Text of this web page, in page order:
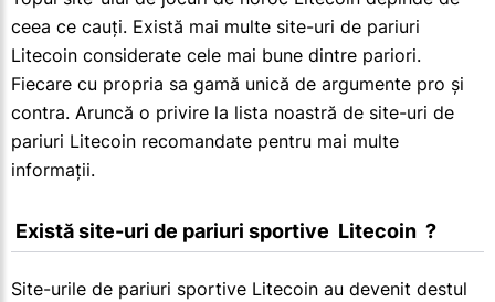
ceea ce cauți. Există mai multe site-uri de pariuri
Litecoin considerate cele mai bune dintre pariori.
Fiecare cu propria sa gamă unică de argumente pro și
contra. Aruncă o privire la lista noastră de site-uri de
pariuri Litecoin recomandate pentru mai multe
informații.
Există site-uri de pariuri sportive  Litecoin  ?
Site-urile de pariuri sportive Litecoin au devenit destul